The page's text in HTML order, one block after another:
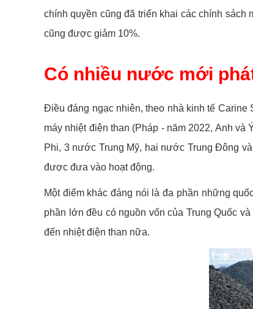
chính quyền cũng đã triển khai các chính
cũng được giảm 10%.
Có nhiều nước mới
Điều đáng ngạc nhiên, theo nhà kinh tế Carine
máy nhiệt điện than (Pháp - năm 2022, Anh
Phi, 3 nước Trung Mỹ, hai nước Trung Đông
được đưa vào hoạt động.
Một điểm khác đáng nói là đa phần những
phần lớn đều có nguồn vốn của Trung Quốc
đến nhiệt điện than nữa.